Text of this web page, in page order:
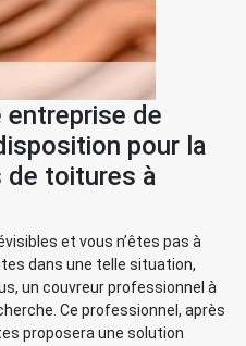
entreprise de
pour la
de toitures à
et vous n’êtes pas à
dans une telle situation,
un couvreur professionnel à
Ce professionnel, après
proposera une solution